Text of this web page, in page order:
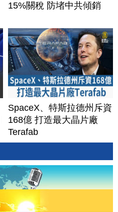
15%關稅 防堵中共傾銷
SpaceX、特斯拉德州斥資
168億 打造最大晶片廠
Terafab